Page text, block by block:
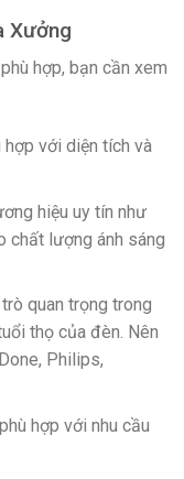
Xưởng
hợp, bạn cần xem
với diện tích và
hiệu uy tín như
chất lượng ánh sáng
quan trọng trong
thọ của đèn. Nên
Philips,
hợp với nhu cầu